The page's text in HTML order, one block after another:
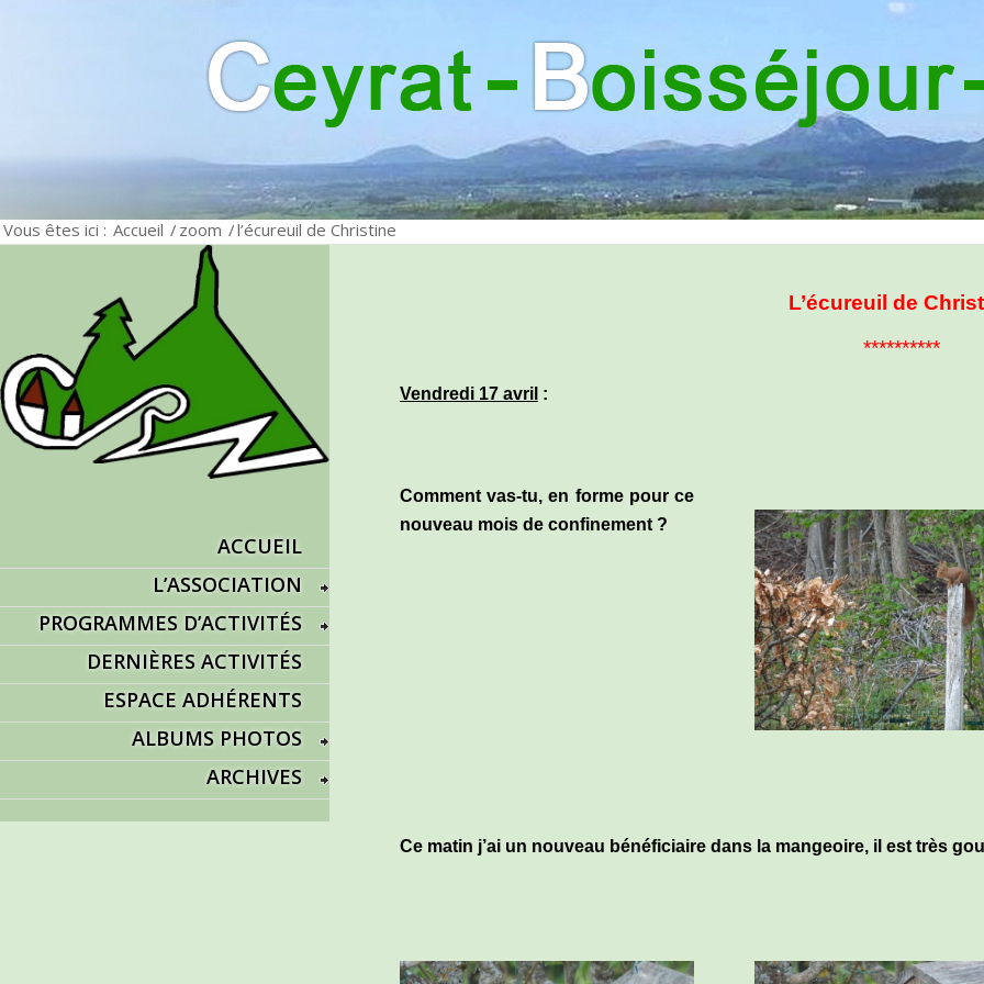
Vous êtes ici : Accueil / zoom /l’écureuil de Christine
L’écureuil de
**********
Vendredi 17 avril :
Comment vas-tu, en forme pour ce
nouveau mois de confinement ?
Ce matin j’ai un nouveau bénéficiaire dans la mangeoire, il est très
ACCUEIL
L’ASSOCIATION
PROGRAMMES D’ACTIVITÉS
DERNIÈRES ACTIVITÉS
ESPACE ADHÉRENTS
ALBUMS PHOTOS
ARCHIVES